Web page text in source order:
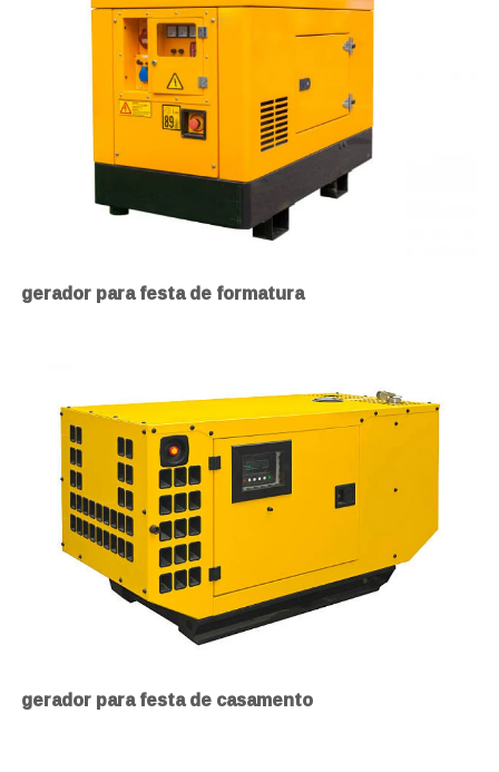
gerador para festa de formatura
gerador para festa de casamento